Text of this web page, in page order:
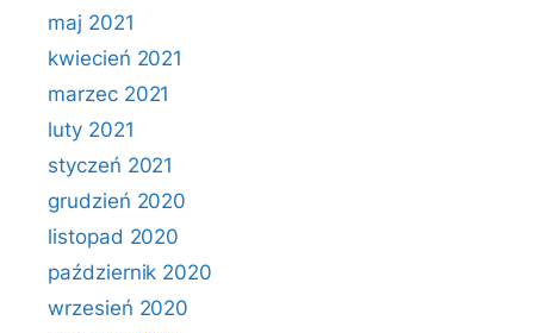
maj 2021
kwiecień 2021
marzec 2021
luty 2021
styczeń 2021
grudzień 2020
listopad 2020
październik 2020
wrzesień 2020